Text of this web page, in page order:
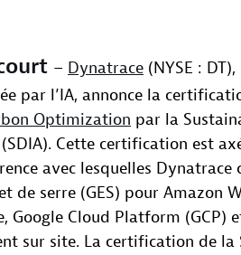
– Dynatrace (NYSE :
par l’IA, annonce la
Optimization par la
Cette certification est
avec lesquelles Dynatrace
de serre (GES) pour Amazon
Google Cloud Platform (GCP)
sur site. La certification de la